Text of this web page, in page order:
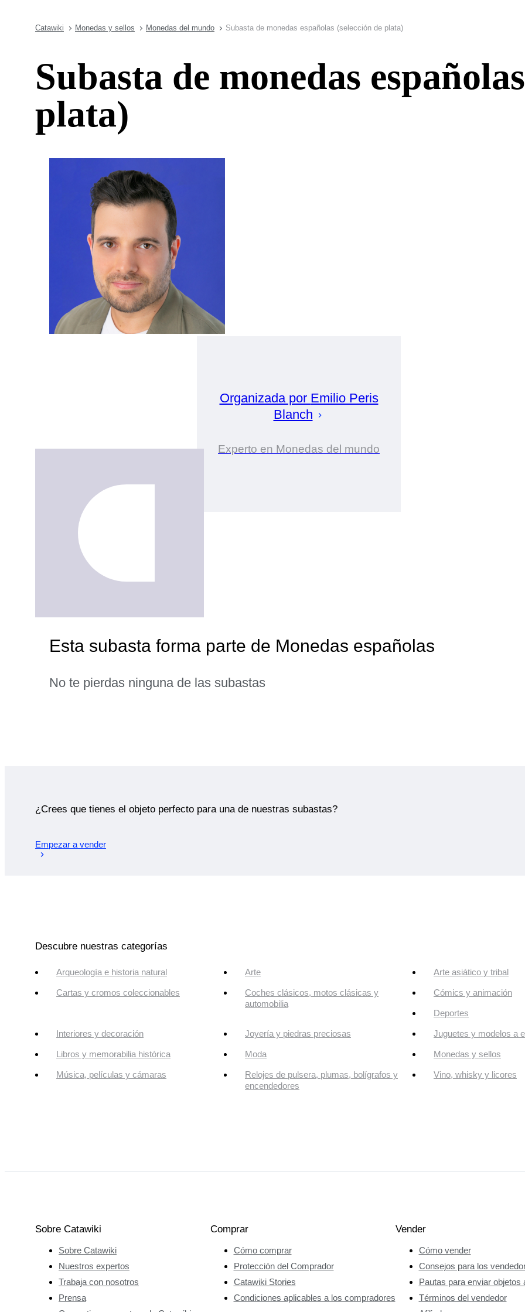
Catawiki Monedas y sellos Monedas del mundo Subasta de monedas españolas (selección de plata)
Subasta de monedas
plata)
Organizada por Emilio Peris
Blanch
Experto en Monedas del mundo
Esta subasta forma parte de Monedas españolas
No te pierdas ninguna de las subastas
¿Crees que tienes el objeto perfecto para una de nuestras subastas?
Empezar a vender
Descubre nuestras categorías
Arqueología e historia natural Arte Arte asiático y tribal
Cartas y cromos coleccionables
Coches clásicos, motos clásicas y
automobilia
Cómics y animación
Deportes
Interiores y decoración Joyería y piedras preciosas Juguetes y modelos a
Libros y memorabilia histórica Moda Monedas y sellos
Música, películas y cámaras
Relojes de pulsera, plumas, bolígrafos y
encendedores
Vino, whisky y licores
Sobre Catawiki
Sobre Catawiki
Nuestros expertos
Trabaja con nosotros
Prensa
Comprar
Cómo comprar
Protección del Comprador
Catawiki Stories
Condiciones aplicables a los compradores
Vender
Cómo vender
Consejos para los
Pautas para enviar objetos
Términos del vendedor